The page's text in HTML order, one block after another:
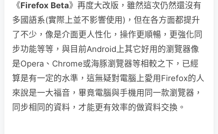
《Firefox Beta》再度大改版，雖然這次仍然還沒有
多國語系(實際上並不影響使用)，但在各方面都提升
了不少，像是介面更人性化，操作更順暢，更強化同
步功能等等，與目前Android上其它好用的瀏覽器像
是Opera、Chrome或海豚瀏覽器等相較之下，已經
算是有一定的水準，這無疑對電腦上愛用Firefox的人
來說是一大福音，畢竟電腦與手機用同一款瀏覽器，
同步相同的資料，才能更有效率的做資料交換。